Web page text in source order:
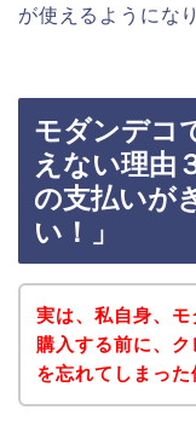
が使えるようにな
モダンデコ
えない理由
の支払いが
い！」
実は、私自身、
購入する前に、
を忘れてしまっ